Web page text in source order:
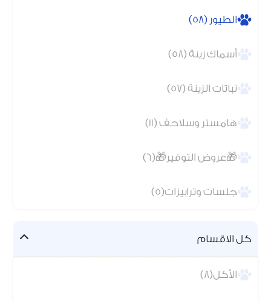
الطيور (58)
أسماك زينة (58)
نباتات الزينة (57)
هامستر وسلاحف (11)
🎁عروض التوفير🎁(6)
جلسات وترابيزات(5)
كل الاقسام
الأكل(8)